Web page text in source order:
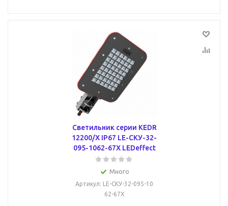
Светильник серии КEDR
12200/Х IP67 LE-СКУ-32-
095-1062-67Х LEDeffect
Много
Артикул: LE-СКУ-32-095-10
62-67Х